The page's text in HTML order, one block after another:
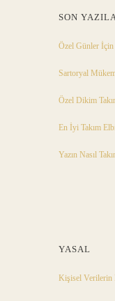
SON
Özel Günler İçin
Sartoryal
Özel Dikim
En İyi Takım
Yazın Nasıl
YASAL
Kişisel Verilerin